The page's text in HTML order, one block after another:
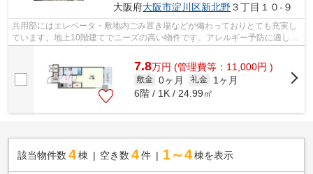
大阪府大阪市淀川区新北野３丁目１０-９
共用部にはエレベータ・敷地内ごみ置き場などが備わっておりとても充実し
ています。地上10階建てでニーズの高い物件です。アレルギー予防に適し
7.8万円 (管理費等：11,000円 )
敷金 0ヶ月 礼金
1ヶ月
6階 / 1K / 24.99㎡
該当物件数 4棟 空き数 4 件 1～4 棟を表示